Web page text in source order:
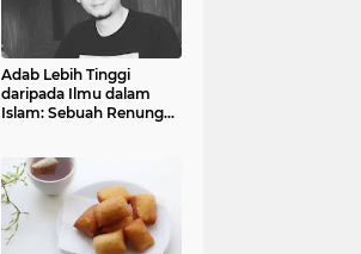
Adab Lebih Tinggi
daripada Ilmu dalam
Islam: Sebuah Renungan